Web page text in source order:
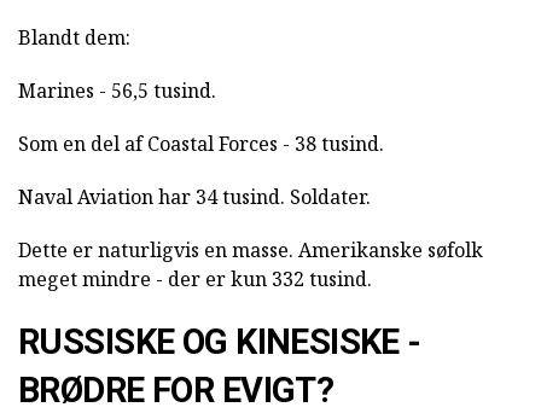
Blandt dem:
Marines - 56,5 tusind.
Som en del af Coastal Forces - 38 tusind.
Naval Aviation har 34 tusind. Soldater.
Dette er naturligvis en masse. Amerikanske søfolk
meget mindre - der er kun 332 tusind.
RUSSISKE OG KINESISKE -
BRØDRE FOR EVIGT?